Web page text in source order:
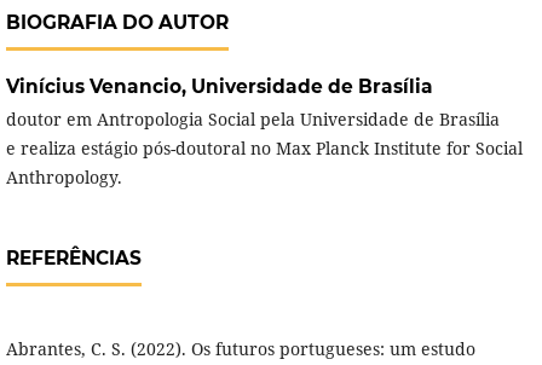
BIOGRAFIA DO AUTOR
Vinícius Venancio, Universidade de Brasília
doutor em Antropologia Social pela Universidade de Brasília
e realiza estágio pós-doutoral no Max Planck Institute for Social
Anthropology.
REFERÊNCIAS
Abrantes, C. S. (2022). Os futuros portugueses: um estudo